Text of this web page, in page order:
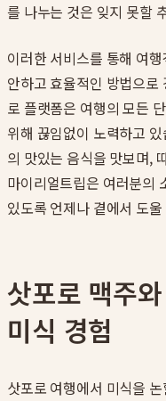
를 나누는 것은 잊지 못할
이러한 서비스를 통해 여
안하고 효율적인 방법으
로 플랫폼은 여행의 모든
위해 끊임없이 노력하고
의 맛있는 음식을 맛보며,
마이리얼트립은 여러분의
있도록 언제나 곁에서 도
삿포로 맥주
미식 경험
삿포로 여행에서 미식을